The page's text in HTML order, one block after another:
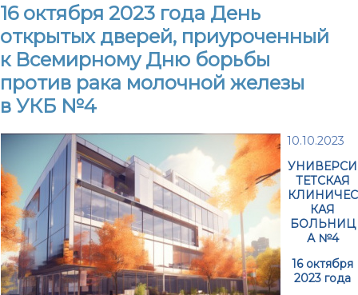
16 октября 2023 года День
открытых дверей, приуроченный
к Всемирному Дню борьбы
против рака молочной железы
в УКБ №4
10.10.2023
УНИВЕРСИ
ТЕТСКАЯ
КЛИНИЧЕС
КАЯ
БОЛЬНИЦ
А №4
16 октября
2023 года